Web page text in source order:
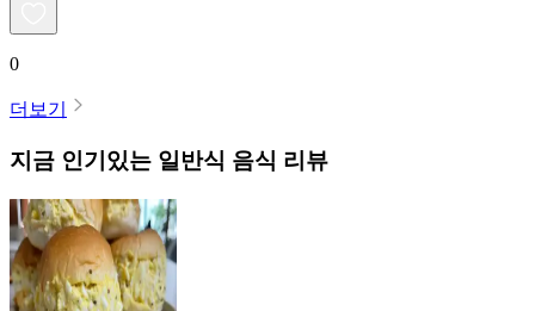
0
더보기
지금 인기있는 일반식 음식 리뷰